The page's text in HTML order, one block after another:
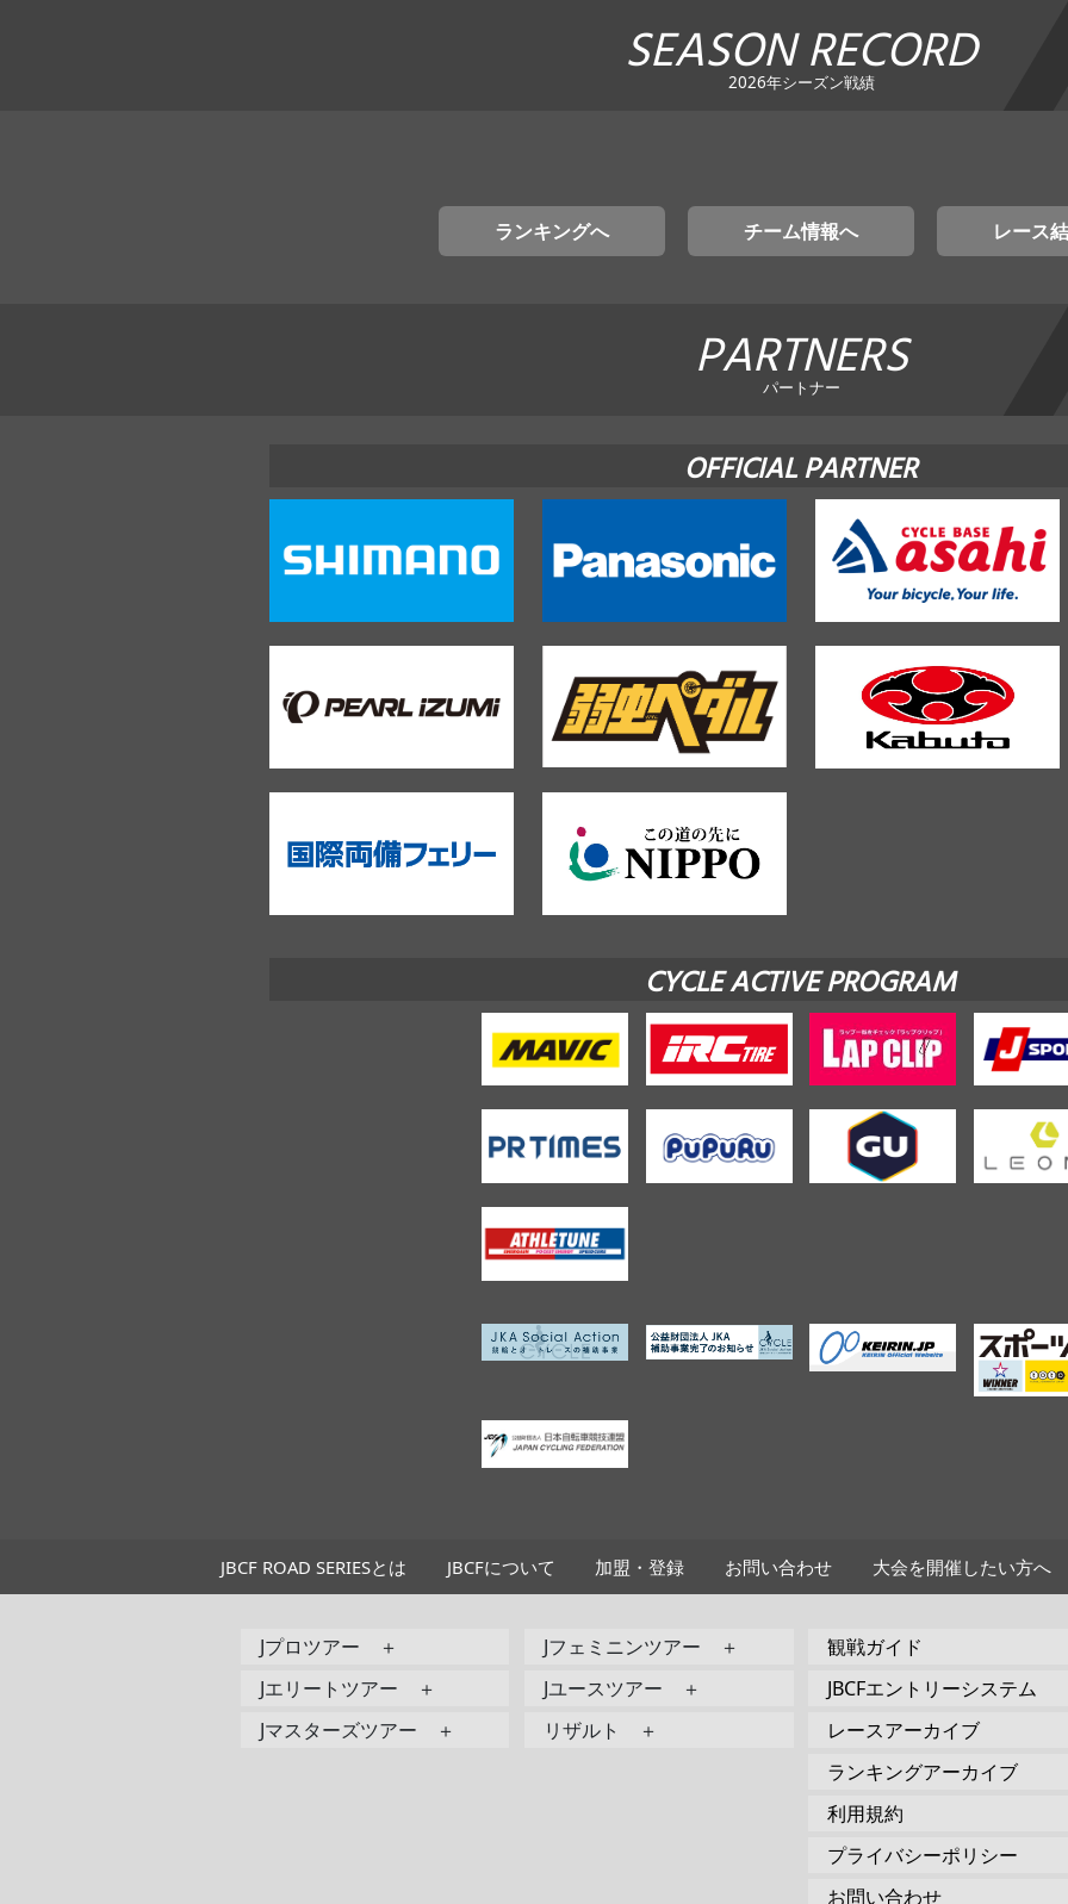
SEASON RECORD
2026年シーズン戦績
ランキングへ チーム情報へ レース
PARTNERS
パートナー
OFFICIAL PARTNER
CYCLE ACTIVE PROGRAM
JBCF ROAD SERIESとは JBCFについて 加盟・登録 お問い合わせ 大会を開催したい方へ
Jプロツアー ＋
Jエリートツアー ＋
Jマスターズツアー ＋
Jフェミニンツアー ＋
Jユースツアー ＋
リザルト ＋
観戦ガイド
JBCFエントリーシステム
レースアーカイブ
ランキングアーカイブ
利用規約
プライバシーポリシー
お問い合わせ